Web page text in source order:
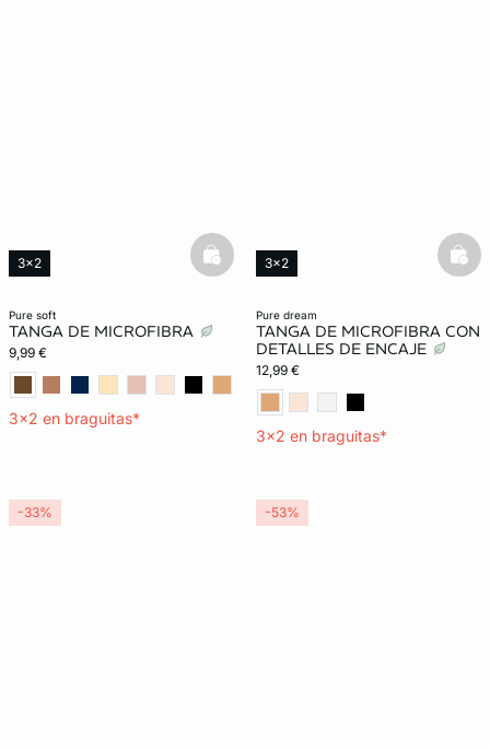
pure soft
TANGA DE MICROFIBRA
9,99 €
3x2 en braguitas*
3x2
basketfull
pure dream
TANGA DE MICROFIBRA CON
DETALLES DE ENCAJE
12,99 €
3x2 en braguitas*
3x2
Lencería invisible
-33% -53%